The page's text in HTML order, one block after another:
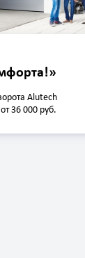
Alutech
36 000 руб.